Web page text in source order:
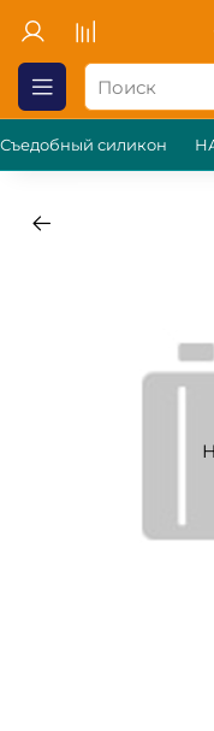
Съедобный силикон